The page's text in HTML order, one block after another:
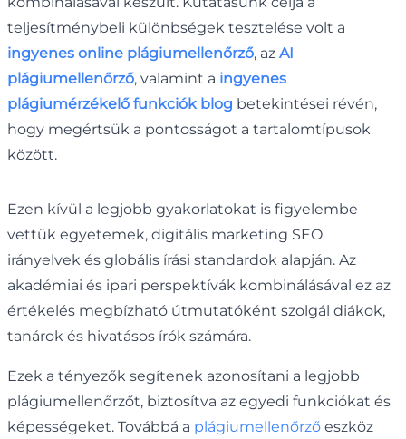
teljesítménybeli különbségek tesztelése volt a
ingyenes online plágiumellenőrző, az AI
plágiumellenőrző, valamint a ingyenes
plágiumérzékelő funkciók blog betekintései révén,
hogy megértsük a pontosságot a tartalomtípusok
között.
Ezen kívül a legjobb gyakorlatokat is figyelembe
vettük egyetemek, digitális marketing SEO
irányelvek és globális írási standardok alapján. Az
akadémiai és ipari perspektívák kombinálásával ez az
értékelés megbízható útmutatóként szolgál diákok,
tanárok és hivatásos írók számára.
Ezek a tényezők segítenek azonosítani a legjobb
plágiumellenőrzőt, biztosítva az egyedi funkciókat és
képességeket. Továbbá a plágiumellenőrző eszköz